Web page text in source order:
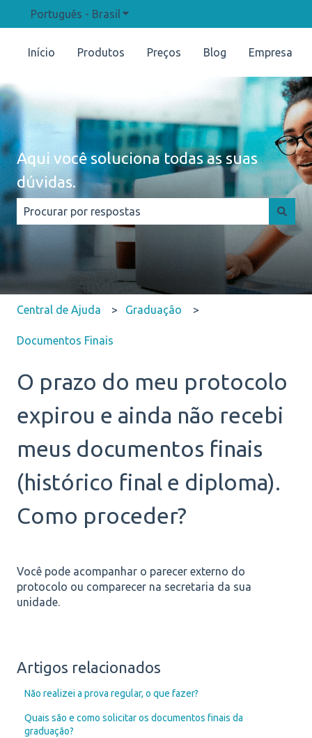
Português - BrasilMostrar submenu para traduções
Início Produtos Preços Blog Empresa
Aqui você soluciona todas as suas
dúvidas.
Não há sugestões porque o campo de pesquisa está
Central de Ajuda Graduação
Documentos Finais
O prazo do meu protocolo
expirou e ainda não recebi
meus documentos finais
(histórico final e diploma).
Como proceder?
Você pode acompanhar o parecer externo do
protocolo ou comparecer na secretaria da sua
unidade.
Artigos relacionados
Não realizei a prova regular, o que fazer?
Quais são e como solicitar os documentos finais da
graduação?